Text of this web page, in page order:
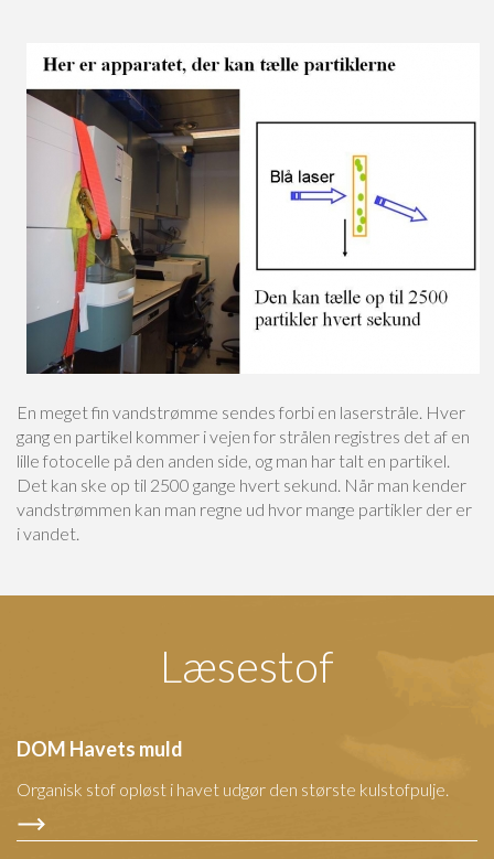
En meget fin vandstrømme sendes forbi en laserstråle. Hver
gang en partikel kommer i vejen for strålen registres det af en
lille fotocelle på den anden side, og man har talt en partikel.
Det kan ske op til 2500 gange hvert sekund. Når man kender
vandstrømmen kan man regne ud hvor mange partikler der er
i vandet.
Læsestof
DOM Havets muld
Organisk stof opløst i havet udgør den største kulstofpulje.